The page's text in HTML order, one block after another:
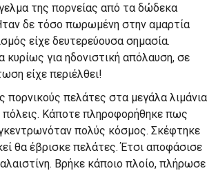
της πορνείας από τα δώδεκα
δε τόσο πωρωμένη στην αμαρτία
είχε δευτερεύουσα σημασία.
κυρίως για ηδονιστική απόλαυση, σε
είχε περιέλθει!
πορνικούς πελάτες στα μεγάλα λιμάνια
πόλεις. Κάποτε πληροφορήθηκε πως
πολύς κόσμος. Σκέφτηκε
θα έβρισκε πελάτες. Έτσι αποφάσισε
Βρήκε κάποιο πλοίο, πλήρωσε